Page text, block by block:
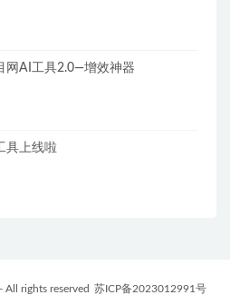
网AI工具2.0—增效神器
具上线啦
- All rights reserved 苏ICP备2023012991号